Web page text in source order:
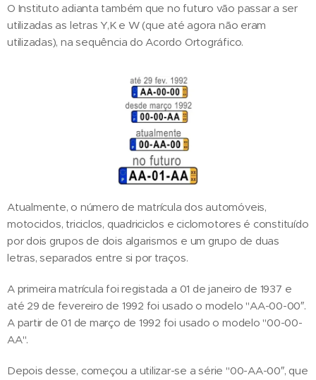
O Instituto adianta também que no futuro vão passar a ser
utilizadas as letras Y,K e W (que até agora não eram
utilizadas), na sequência do Acordo Ortográfico.
Atualmente, o número de matrícula dos automóveis,
motociclos, triciclos, quadriciclos e ciclomotores é constituído
por dois grupos de dois algarismos e um grupo de duas
letras, separados entre si por traços.
A primeira matrícula foi registada a 01 de janeiro de 1937 e
até 29 de fevereiro de 1992 foi usado o modelo "AA-00-00″.
A partir de 01 de março de 1992 foi usado o modelo "00-00-
AA".
Depois desse, começou a utilizar-se a série "00-AA-00″, que